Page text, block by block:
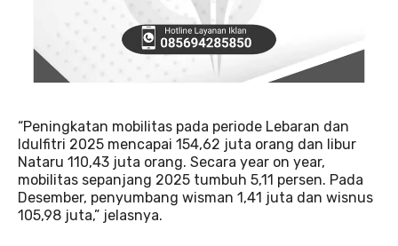
“Peningkatan mobilitas pada periode Lebaran dan
Idulfitri 2025 mencapai 154,62 juta orang dan libur
Nataru 110,43 juta orang. Secara year on year,
mobilitas sepanjang 2025 tumbuh 5,11 persen. Pada
Desember, penyumbang wisman 1,41 juta dan wisnus
105,98 juta,” jelasnya.